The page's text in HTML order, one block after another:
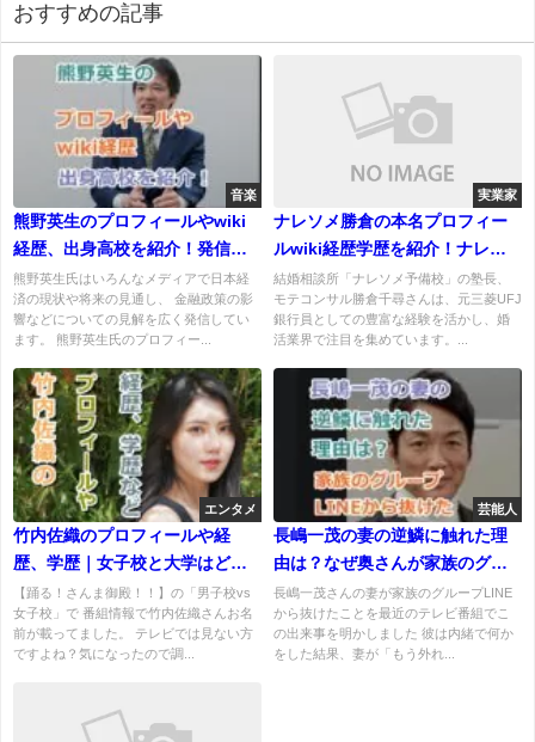
おすすめの記事
音楽
熊野英生のプロフィールやwiki
経歴、出身高校を紹介！発信す
るメディアは？
熊野英生氏はいろんなメディアで日本経
済の現状や将来の見通し、 金融政策の影
響などについての見解を広く発信してい
ます。 熊野英生氏のプロフィー...
実業家
ナレソメ勝倉の本名プロフィー
ルwiki経歴学歴を紹介！ナレソ
メ予備校の評判と旦那について
も！
結婚相談所「ナレソメ予備校」の塾長、
モテコンサル勝倉千尋さんは、元三菱UFJ
銀行員としての豊富な経験を活かし、婚
活業界で注目を集めています。...
エンタメ
竹内佐織のプロフィールや経
歴、学歴｜女子校と大学はど
こ？現在は何してる人？踊るさ
んま御殿に出演
【踊る！さんま御殿！！】の「男子校vs
女子校」で 番組情報で竹内佐織さんお名
前が載ってました。 テレビでは見ない方
ですよね？気になったので調...
芸能人
長嶋一茂の妻の逆鱗に触れた理
由は？なぜ奥さんが家族のグル
ープLINEから抜けた？
長嶋一茂さんの妻が家族のグループLINE
から抜けたことを最近のテレビ番組でこ
の出来事を明かしました 彼は内緒で何か
をした結果、妻が「もう外れ...